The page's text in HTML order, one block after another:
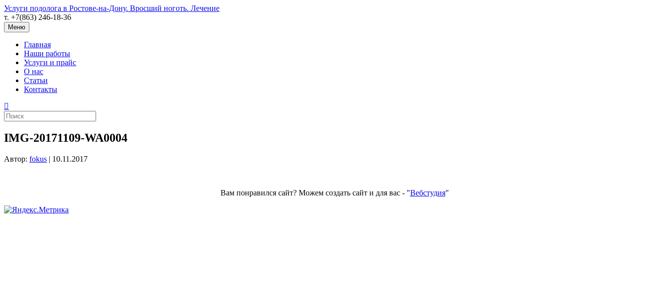
Услуги подолога в Ростове-на-Дону. Вросший ноготь. Лечение
т. +7(863) 246-18-36
Меню
Главная
Наши работы
Услуги и прайс
О нас
Статьи
Контакты
IMG-20171109-WA0004
Автор: fokus | 10.11.2017
Вам понравился сайт? Можем создать сайт и для вас - "Вебстудия"